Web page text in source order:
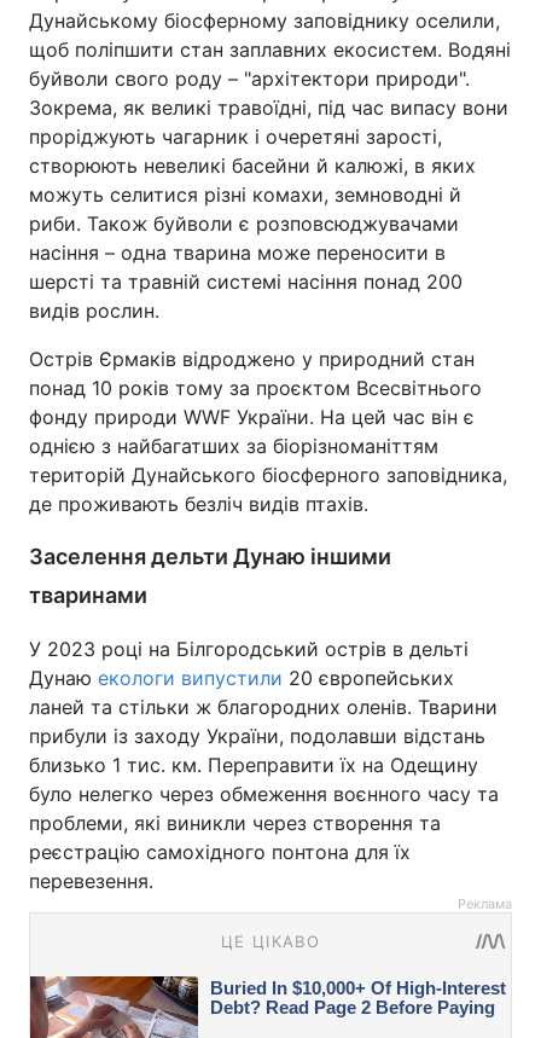
Дунайському біосферному заповіднику оселили,
щоб поліпшити стан заплавних екосистем. Водяні
буйволи свого роду – "архітектори природи".
Зокрема, як великі травоїдні, під час випасу вони
проріджують чагарник і очеретяні зарості,
створюють невеликі басейни й калюжі, в яких
можуть селитися різні комахи, земноводні й
риби. Також буйволи є розповсюджувачами
насіння – одна тварина може переносити в
шерсті та травній системі насіння понад 200
видів рослин.
Острів Єрмаків відроджено у природний стан
понад 10 років тому за проєктом Всесвітнього
фонду природи WWF України. На цей час він є
однією з найбагатших за біорізноманіттям
територій Дунайського біосферного заповідника,
де проживають безліч видів птахів.
Заселення дельти Дунаю іншими
тваринами
У 2023 році на Білгородський острів в дельті
Дунаю екологи випустили 20 європейських
ланей та стільки ж благородних оленів. Тварини
прибули із заходу України, подолавши відстань
близько 1 тис. км. Переправити їх на Одещину
було нелегко через обмеження воєнного часу та
проблеми, які виникли через створення та
реєстрацію самохідного понтона для їх
перевезення.
Реклама